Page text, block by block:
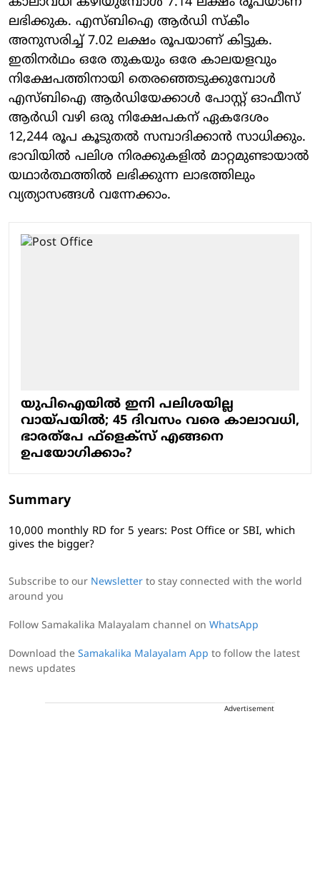
ലഭിക്കുക. എസ്ബിഐ ആര്‍ഡി സ്‌കീം
അനുസരിച്ച് 7.02 ലക്ഷം രൂപയാണ് കിട്ടുക.
ഇതിനര്‍ഥം ഒരേ തുകയും ഒരേ കാലയളവും
നിക്ഷേപത്തിനായി തെരഞ്ഞെടുക്കുമ്പോള്‍
എസ്ബിഐ ആര്‍ഡിയേക്കാള്‍ പോസ്റ്റ് ഓഫീസ്
ആര്‍ഡി വഴി ഒരു നിക്ഷേപകന് ഏകദേശം
12,244 രൂപ കൂടുതല്‍ സമ്പാദിക്കാന്‍ സാധിക്കും.
ഭാവിയില്‍ പലിശ നിരക്കുകളില്‍ മാറ്റമുണ്ടായാല്‍
യഥാര്‍ത്ഥത്തില്‍ ലഭിക്കുന്ന ലാഭത്തിലും
വ്യത്യാസങ്ങള്‍ വന്നേക്കാം.
യുപിഐയില്‍ ഇനി പലിശയില്ല
വായ്പയില്‍; 45 ദിവസം വരെ കാലാവധി,
ഭാരത്‌പേ ഫ്‌ളെക്‌സ് എങ്ങനെ
ഉപയോഗിക്കാം?
Summary
10,000 monthly RD for 5 years: Post Office or SBI, which
gives the bigger?
Subscribe to our Newsletter to stay connected with the world
around you
Follow Samakalika Malayalam channel on WhatsApp
Download the Samakalika Malayalam App to follow the latest
news updates
Advertisement